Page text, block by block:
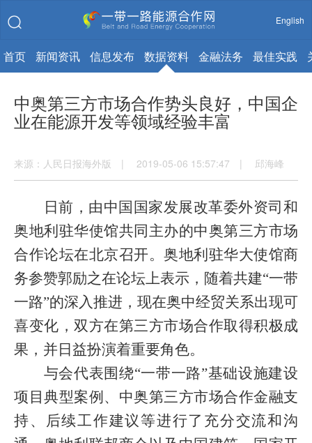
English
首页 新闻资讯 信息发布 数据资料 金融法务 最佳实践
中奥第三方市场合作势头良好，中国企
业在能源开发等领域经验丰富
来源：人民日报海外版 | 2019-05-06 15:57:47 | 邱海峰
日前，由中国国家发展改革委外资司和
奥地利驻华使馆共同主办的中奥第三方市场
合作论坛在北京召开。奥地利驻华大使馆商
务参赞郭励之在论坛上表示，随着共建“一带
一路”的深入推进，现在奥中经贸关系出现可
喜变化，双方在第三方市场合作取得积极成
果，并日益扮演着重要角色。
与会代表围绕“一带一路”基础设施建设
项目典型案例、中奥第三方市场合作金融支
持、后续工作建议等进行了充分交流和沟